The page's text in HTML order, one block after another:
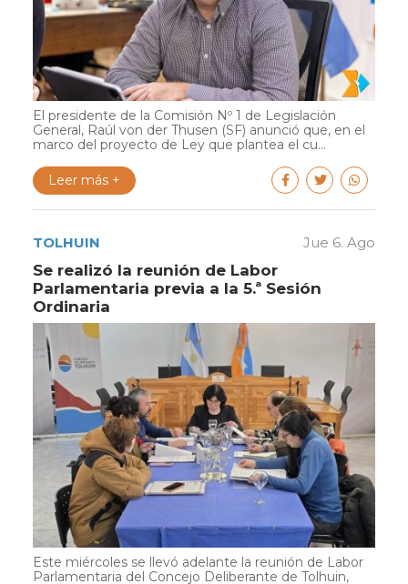
El presidente de la Comisión Nº 1 de Legislación
General, Raúl von der Thusen (SF) anunció que, en el
marco del proyecto de Ley que plantea el cu...
Leer más +
TOLHUIN Jue 6. Ago
Se realizó la reunión de Labor
Parlamentaria previa a la 5.ª Sesión
Ordinaria
Este miércoles se llevó adelante la reunión de Labor
Parlamentaria del Concejo Deliberante de Tolhuin,